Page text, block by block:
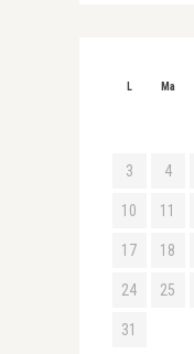
L Ma
3 4
10 11
17 18
24 25
31